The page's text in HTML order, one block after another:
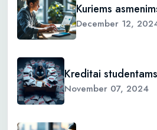
Kuriems
December 12,
Kreditai studentams
November 07, 2024